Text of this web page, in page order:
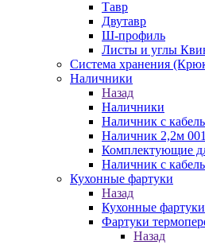
Тавр
Двутавр
Ш-профиль
Листы и углы
Система хранения
Наличники
Назад
Наличники
Наличник с
Наличник 2,2м
Комплектующие
Наличник с
Кухонные фартуки
Назад
Кухонные фартуки
Фартуки
Назад